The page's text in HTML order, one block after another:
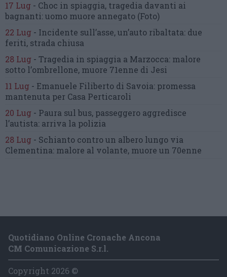
17 Lug - Choc in spiaggia, tragedia davanti ai
bagnanti:uomo muore annegato (Foto)
22 Lug - Incidente sull’asse, un’auto ribaltata: due
feriti, strada chiusa
28 Lug - Tragedia in spiaggia a Marzocca: malore
sotto l’ombrellone, muore 71enne di Jesi
11 Lug - Emanuele Filiberto di Savoia: promessa
mantenuta per Casa Perticaroli
20 Lug - Paura sul bus, passeggero aggredisce
l’autista: arriva la polizia
28 Lug - Schianto contro un albero lungo via
Clementina: malore al volante, muore un 70enne
Quotidiano Online Cronache Ancona
CM Comunicazione S.r.l.
Copyright 2026 ©